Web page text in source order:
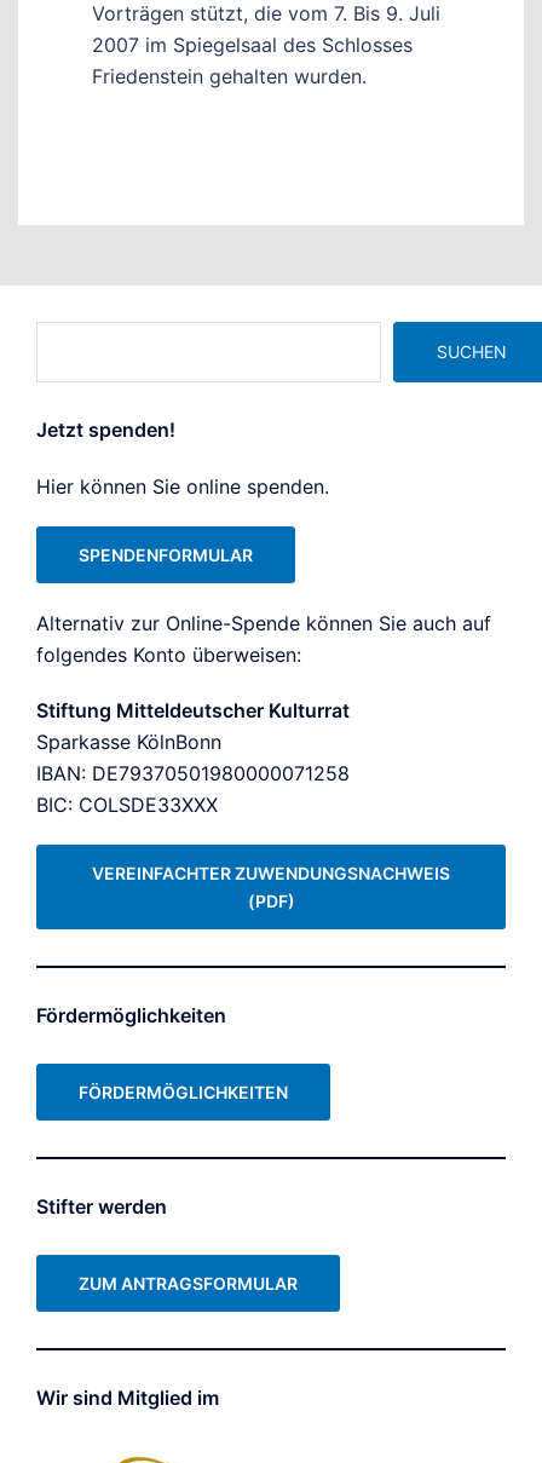
Vorträgen stützt, die vom 7. Bis 9. Juli
2007 im Spiegelsaal des Schlosses
Friedenstein gehalten wurden.
SUCHEN
Jetzt spenden!
Hier können Sie online spenden.
SPENDENFORMULAR
Alternativ zur Online-Spende können Sie auch auf
folgendes Konto überweisen:
Stiftung Mitteldeutscher Kulturrat
Sparkasse KölnBonn
IBAN: DE79370501980000071258
BIC: COLSDE33XXX
VEREINFACHTER ZUWENDUNGSNACHWEIS
(PDF)
Fördermöglichkeiten
FÖRDERMÖGLICHKEITEN
Stifter werden
ZUM ANTRAGSFORMULAR
Wir sind Mitglied im